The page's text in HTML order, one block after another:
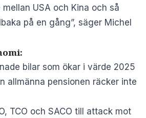
USA och Kina och så
på en gång”, säger Michel
bilar som ökar i värde 2025
allmänna pensionen räcker inte
TCO och SACO till attack mot